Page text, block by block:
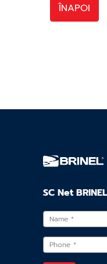
ÎNAPOI
SC Net